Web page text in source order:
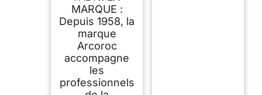
MARQUE :
Depuis 1958, la
marque
Arcoroc
accompagne
les
professionnels